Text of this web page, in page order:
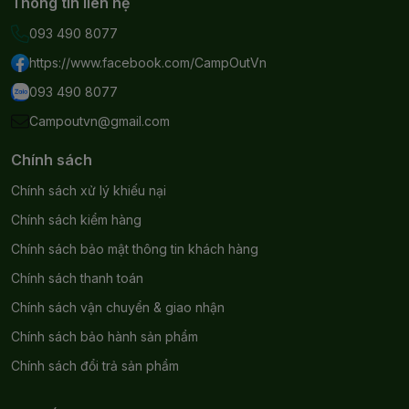
093 490 8077
https://www.facebook.com/CampOutVn
093 490 8077
Campoutvn@gmail.com
Chính sách
Chính sách xử lý khiếu nại
Chính sách kiểm hàng
Chính sách bảo mật thông tin khách hàng
Chính sách thanh toán
Chính sách vận chuyển & giao nhận
Chính sách bảo hành sản phẩm
Chính sách đổi trả sản phẩm